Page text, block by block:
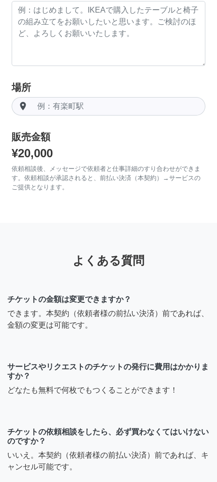
場所
room
販売金額
¥20,000
依頼相談後、メッセージで依頼者と仕事詳細のすり合わせができま
す。依頼相談が承認されると、前払い決済（本契約）→サービスの
ご提供となります。
よくある質問
チケットの金額は変更できますか？
できます。本契約（依頼者様の前払い決済）前であれば、
金額の変更は可能です。
サービスやリクエストのチケットの発行に費用はかかりま
すか？
どなたも無料で何枚でもつくることができます！
チケットの依頼相談をしたら、必ず買わなくてはいけない
のですか？
いいえ。本契約（依頼者様の前払い決済）前であれば、キ
ャンセル可能です。